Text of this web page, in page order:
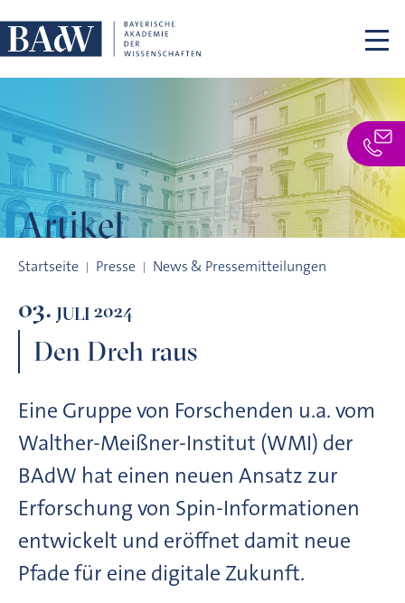
Artikel
Startseite Presse News & Pressemitteilungen
03. JULI 2024
Den Dreh raus
Eine Gruppe von Forschenden u.a. vom
Walther-Meißner-Institut (WMI) der
BAdW hat einen neuen Ansatz zur
Erforschung von Spin-Informationen
entwickelt und eröffnet damit neue
Pfade für eine digitale Zukunft.